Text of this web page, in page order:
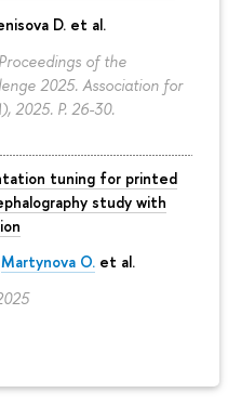
D. et al.
of the
2025. Association for
2025. P. 26-30.
tuning for printed
study with
Martynova O. et al.